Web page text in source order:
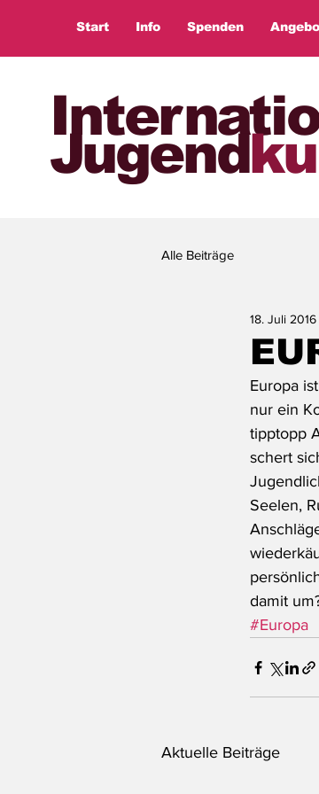
Start Info Spenden
Jugend
Alle Beiträge
18. Juli 2016
Europa
nur ein
tipptopp
schert
Seelen,
damit
#Europa
Aktuelle Beiträge